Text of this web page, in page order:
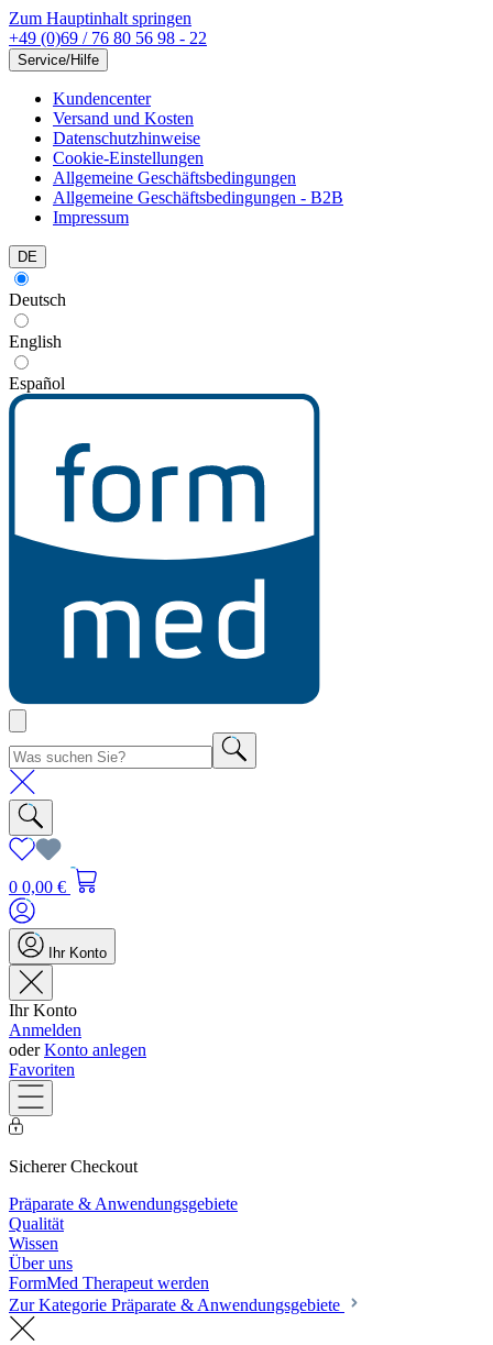
Zum Hauptinhalt springen
+49 (0)69 / 76 80 56 98 - 22
Service/Hilfe
Kundencenter
Versand und Kosten
Datenschutzhinweise
Cookie-Einstellungen
Allgemeine Geschäftsbedingungen
Allgemeine Geschäftsbedingungen - B2B
Impressum
DE
Deutsch
English
Español
0 0,00 €
Ihr Konto
Ihr Konto
Anmelden
oderKonto anlegen
Favoriten
Sicherer Checkout
Präparate & Anwendungsgebiete
Qualität
Wissen
Über uns
FormMed Therapeut werden
Zur Kategorie Präparate & Anwendungsgebiete